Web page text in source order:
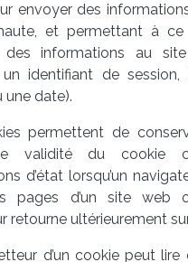
envoyer des
et permettant à
des informations au site
identifiant de session,
une date).
permettent de
validité du cookie
d’état lorsqu’un
pages d’un site web
retourne ultérieurement
d’un cookie peut